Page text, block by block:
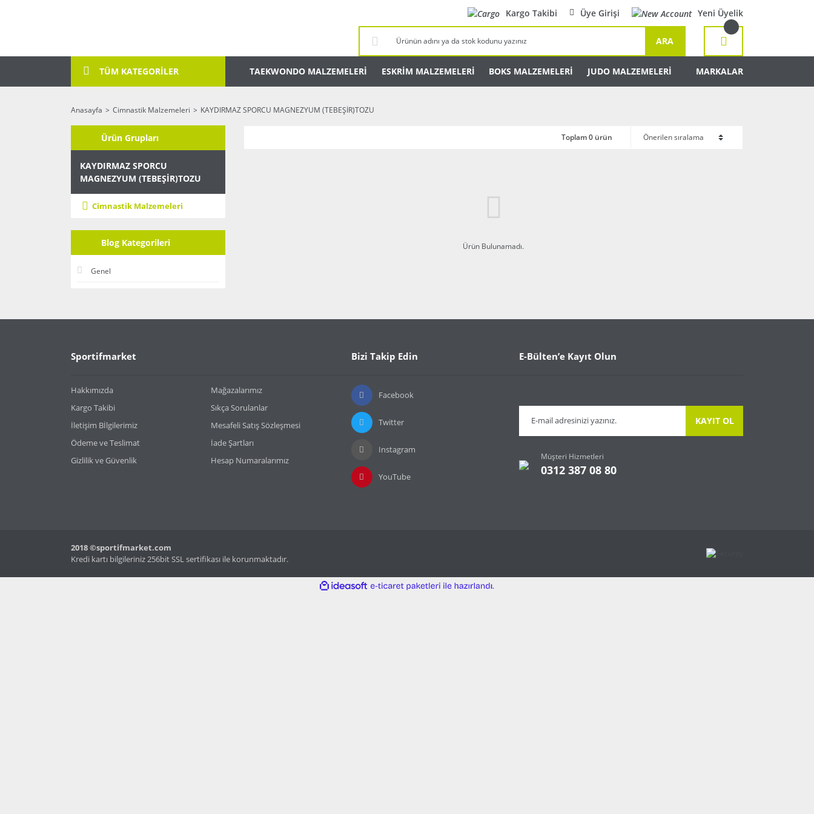
Kargo Takibi Üye Girişi Yeni Üyelik
ARA
TÜM KATEGORİLER TAEKWONDO MALZEMELERİ ESKRİM MALZEMELERİ BOKS MALZEMELERİ JUDO MALZEMELERİ MARKALAR
Anasayfa Cimnastik Malzemeleri KAYDIRMAZ SPORCU MAGNEZYUM (TEBEŞİR)TOZU
Ürün Grupları
KAYDIRMAZ SPORCU
MAGNEZYUM (TEBEŞİR)TOZU
Cimnastik Malzemeleri
Blog Kategorileri
Genel
Toplam 0 ürün
Ürün Bulunamadı.
Sportifmarket
Hakkımızda
Mağazalarımız
Kargo Takibi
Sıkça Sorulanlar
İletişim Bİlgilerimiz
Mesafeli Satış Sözleşmesi
Ödeme ve Teslimat
İade Şartları
Gizlilik ve Güvenlik
Hesap Numaralarımız
Bizi Takip Edin
Facebook
Twitter
Instagram
YouTube
E-Bülten’e Kayıt Olun
KAYIT OL
Müşteri Hizmetleri
0312 387 08 80
2018 ©sportifmarket.com
Kredi kartı bilgileriniz 256bit SSL sertifikası ile korunmaktadır.
ideasoft
e-